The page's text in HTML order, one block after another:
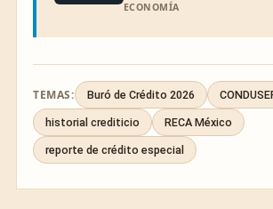
ECONOMÍA
TEMAS: Buró de Crédito 2026
historial crediticio RECA México
reporte de crédito especial